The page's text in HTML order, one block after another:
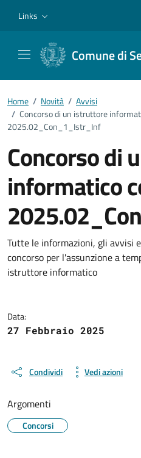
Links
Comune di
Home / Novità / Avvisi
/ Concorso di un istruttore
2025.02_Con_1_Istr_Inf
Concorso di
informatico
Dettagli della
Tutte le informazioni, gli avvisi
concorso per l'assunzione a
istruttore informatico
Data:
27 Febbraio 2025
Condividi Vedi azioni
Argomenti
Concorsi